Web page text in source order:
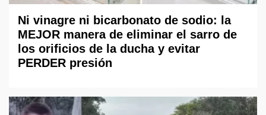
Ni vinagre ni bicarbonato de sodio: la
MEJOR manera de eliminar el sarro de
los orificios de la ducha y evitar
PERDER presión